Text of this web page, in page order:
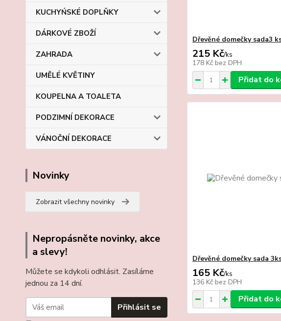
KUCHYŃSKÉ DOPLŇKY
DÁRKOVÉ ZBOŽÍ
ZAHRADA
UMĚLÉ KVĚTINY
KOUPELNA A TOALETA
PODZIMNÍ DEKORACE
VÁNOČNÍ DEKORACE
Novinky
Zobrazit všechny novinky
Nepropásněte novinky, akce
a slevy!
Můžete se kdykoli odhlásit. Zasíláme
jednou za 14 dní.
Přihlásit se
Dřevěné domečky sada3
215 Kč/ks
178 Kč bez DPH
Přidat do
Dřevěné domečky sada
165 Kč/ks
136 Kč bez DPH
Přidat do